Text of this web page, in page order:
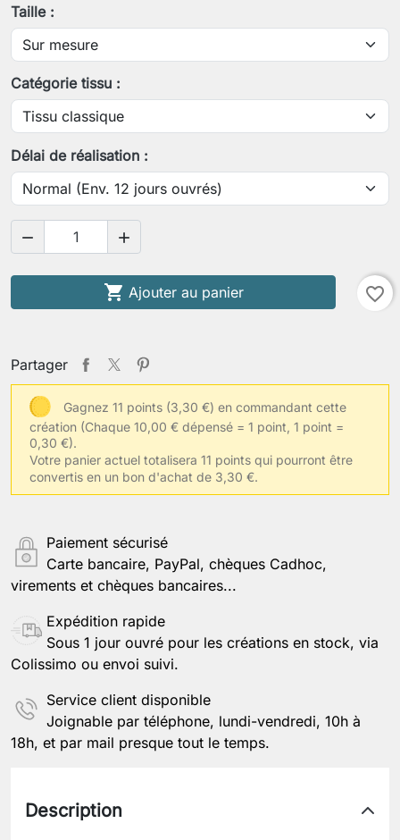
Votre tour de fesses
Votre taille habituelle de vêtements
Autres informations
Enregistrer la personnalisation
Taille :
Catégorie tissu :
Délai de réalisation :
 
 Ajouter au panier favorite_border
Partager
Gagnez 11 points (3,30 €) en commandant cette
création (Chaque 10,00 € dépensé = 1 point, 1 point =
0,30 €).
Votre panier actuel totalisera 11 points qui pourront être
convertis en un bon d'achat de 3,30 €.
Paiement sécurisé
Carte bancaire, PayPal, chèques Cadhoc,
virements et chèques bancaires...
Expédition rapide
Sous 1 jour ouvré pour les créations en stock, via
Colissimo ou envoi suivi.
Service client disponible
Joignable par téléphone, lundi-vendredi, 10h à
18h, et par mail presque tout le temps.
Description